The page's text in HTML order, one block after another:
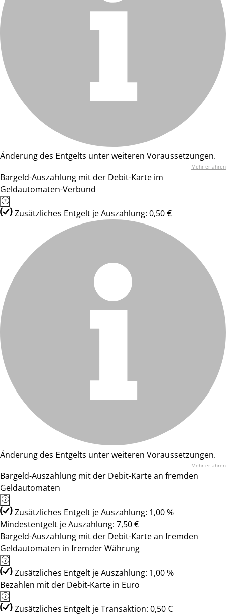
Änderung des Entgelts unter weiteren Voraussetzungen.
Mehr erfahren
Bargeld-Auszahlung mit der Debit-Karte im
Geldautomaten-Verbund
Zusätzliches Entgelt je Auszahlung: 0,50 €
Änderung des Entgelts unter weiteren Voraussetzungen.
Mehr erfahren
Bargeld-Auszahlung mit der Debit-Karte an fremden
Geldautomaten
Zusätzliches Entgelt je Auszahlung: 1,00 %
Mindestentgelt je Auszahlung: 7,50 €
Bargeld-Auszahlung mit der Debit-Karte an fremden
Geldautomaten in fremder Währung
Zusätzliches Entgelt je Auszahlung: 1,00 %
Bezahlen mit der Debit-Karte in Euro
Zusätzliches Entgelt je Transaktion: 0,50 €